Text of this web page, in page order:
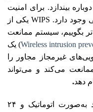
بیندازد. برای امنیت
شبکه‌های بی‌سیم، راهکارهای گوناگونی وجود دارد. WIPS یکی از
بگوییم، سیستم ممانعت
Wireless intrusion) یک
غیر‌مجاز مجاور را
می‌کند و می‌تواند
دهد.
با استقرار این سیستم شما می‌توانید به‌صورت اتوماتیک و ۲۴